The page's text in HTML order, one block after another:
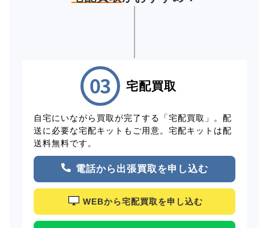
宅配買取
自宅にいながら買取が完了する「宅配買取」。配
送に必要な宅配キットもご用意。宅配キットは配
送料無料です。
電話から出張買取を申し込む
WEBから宅配買取を申し込む